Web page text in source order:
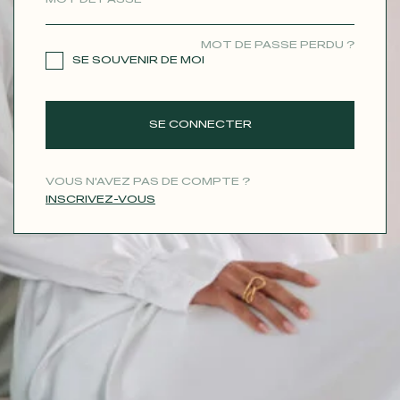
MOT DE PASSE PERDU ?
SE SOUVENIR DE MOI
SE CONNECTER
VOUS N'AVEZ PAS DE COMPTE ?
INSCRIVEZ-VOUS